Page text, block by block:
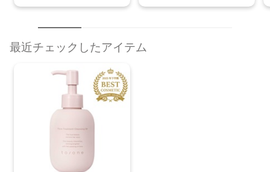
最近チェックしたアイテム